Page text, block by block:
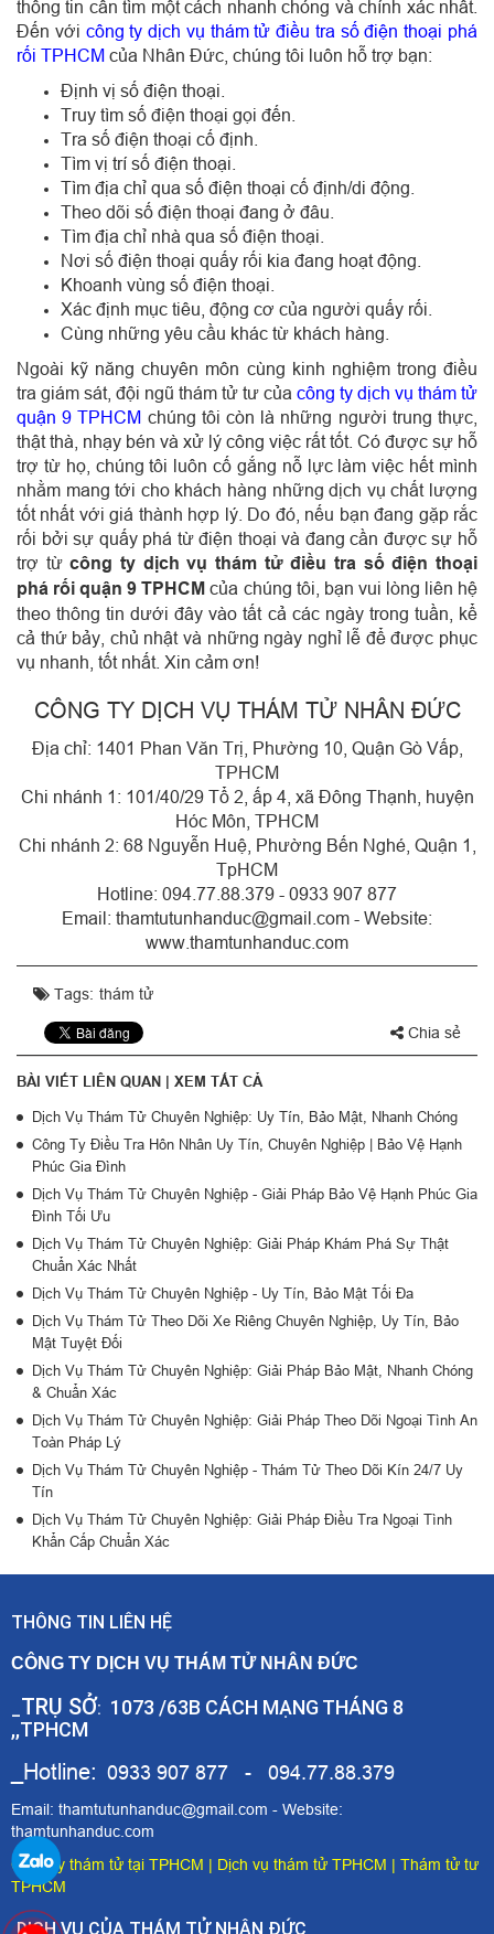
thông tin cần tìm một cách nhanh chóng và chính xác nhất.
Đến với công ty dịch vụ thám tử điều tra số điện thoại phá
rối TPHCM của Nhân Đức, chúng tôi luôn hỗ trợ bạn:
Định vị số điện thoại.
Truy tìm số điện thoại gọi đến.
Tra số điện thoại cố định.
Tìm vị trí số điện thoại.
Tìm địa chỉ qua số điện thoại cố định/di động.
Theo dõi số điện thoại đang ở đâu.
Tìm địa chỉ nhà qua số điện thoại.
Nơi số điện thoại quấy rối kia đang hoạt động.
Khoanh vùng số điện thoại.
Xác định mục tiêu, động cơ của người quấy rối.
Cùng những yêu cầu khác từ khách hàng.
Ngoài kỹ năng chuyên môn cùng kinh nghiệm trong điều
tra giám sát, đội ngũ thám tử tư của công ty dịch vụ thám tử
quận 9 TPHCM chúng tôi còn là những người trung thực,
thật thà, nhạy bén và xử lý công việc rất tốt. Có được sự hỗ
trợ từ họ, chúng tôi luôn cố gắng nỗ lực làm việc hết mình
nhằm mang tới cho khách hàng những dịch vụ chất lượng
tốt nhất với giá thành hợp lý. Do đó, nếu bạn đang gặp rắc
rối bởi sự quấy phá từ điện thoại và đang cần được sự hỗ
trợ từcông ty dịch vụ thám tử điều tra số điện thoại
phá rối quận 9 TPHCM của chúng tôi, bạn vui lòng liên hệ
theo thông tin dưới đây vào tất cả các ngày trong tuần, kể
cả thứ bảy, chủ nhật và những ngày nghỉ lễ để được phục
vụ nhanh, tốt nhất. Xin cảm ơn!
CÔNG TY DỊCH VỤ THÁM TỬ NHÂN ĐỨC
Địa chỉ: 1401 Phan Văn Trị, Phường 10, Quận Gò Vấp,
TPHCM
Chi nhánh 1: 101/40/29 Tổ 2, ấp 4, xã Đông Thạnh, huyện
Hóc Môn, TPHCM
Chi nhánh 2: 68 Nguyễn Huệ, Phường Bến Nghé, Quận 1,
TpHCM
Hotline: 094.77.88.379 - 0933 907 877
Email: thamtutunhanduc@gmail.com - Website:
www.thamtunhanduc.com
Tags: thám tử
Chia sẻ
BÀI VIẾT LIÊN QUAN | XEM TẤT CẢ
Dịch Vụ Thám Tử Chuyên Nghiệp: Uy Tín, Bảo Mật, Nhanh Chóng
Công Ty Điều Tra Hôn Nhân Uy Tín, Chuyên Nghiệp | Bảo Vệ Hạnh
Phúc Gia Đình
Dịch Vụ Thám Tử Chuyên Nghiệp - Giải Pháp Bảo Vệ Hạnh Phúc Gia
Đình Tối Ưu
Dịch Vụ Thám Tử Chuyên Nghiệp: Giải Pháp Khám Phá Sự Thật
Chuẩn Xác Nhất
Dịch Vụ Thám Tử Chuyên Nghiệp - Uy Tín, Bảo Mật Tối Đa
Dịch Vụ Thám Tử Theo Dõi Xe Riêng Chuyên Nghiệp, Uy Tín, Bảo
Mật Tuyệt Đối
Dịch Vụ Thám Tử Chuyên Nghiệp: Giải Pháp Bảo Mật, Nhanh Chóng
& Chuẩn Xác
Dịch Vụ Thám Tử Chuyên Nghiệp: Giải Pháp Theo Dõi Ngoại Tình An
Toàn Pháp Lý
Dịch Vụ Thám Tử Chuyên Nghiệp - Thám Tử Theo Dõi Kín 24/7 Uy
Tín
Dịch Vụ Thám Tử Chuyên Nghiệp: Giải Pháp Điều Tra Ngoại Tình
Khẩn Cấp Chuẩn Xác
THÔNG TIN LIÊN HỆ
CÔNG TY DỊCH VỤ THÁM TỬ NHÂN ĐỨC
TRỤ SỞ: 1073 /63B CÁCH MẠNG THÁNG 8
,,TPHCM
_Hotline: 0933 907 877 - 094.77.88.379
Email: thamtutunhanduc@gmail.com - Website:
thamtunhanduc.com
Công ty thám tử tại TPHCM | Dịch vụ thám tử TPHCM | Thám tử tư
TPHCM
DỊCH VỤ CỦA THÁM TỬ NHÂN ĐỨC